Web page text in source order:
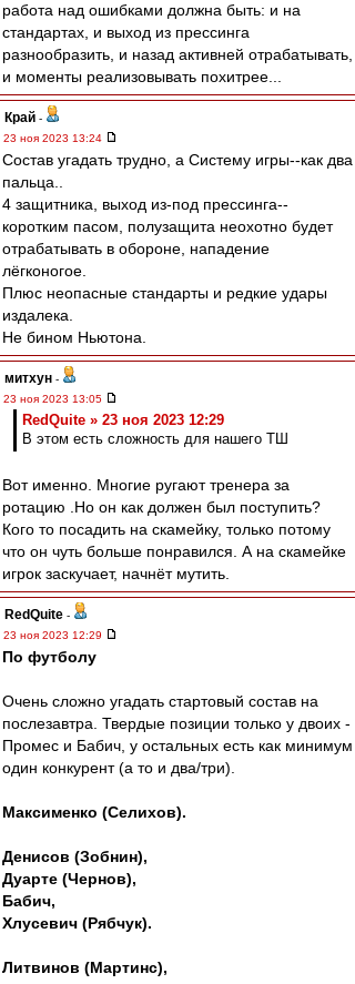
работа над ошибками должна быть: и на
стандартах, и выход из прессинга
разнообразить, и назад активней отрабатывать,
и моменты реализовывать похитрее...
Край -
23 ноя 2023 13:24
Состав угадать трудно, а Систему игры--как два
пальца..
4 защитника, выход из-под прессинга--
коротким пасом, полузащита неохотно будет
отрабатывать в обороне, нападение
лёгконогое.
Плюс неопасные стандарты и редкие удары
издалека.
Не бином Ньютона.
митхун -
23 ноя 2023 13:05
RedQuite » 23 ноя 2023 12:29
В этом есть сложность для нашего ТШ
Вот именно. Многие ругают тренера за
ротацию .Но он как должен был поступить?
Кого то посадить на скамейку, только потому
что он чуть больше понравился. А на скамейке
игрок заскучает, начнёт мутить.
RedQuite -
23 ноя 2023 12:29
По футболу
Очень сложно угадать стартовый состав на
послезавтра. Твердые позиции только у двоих -
Промес и Бабич, у остальных есть как минимум
один конкурент (а то и два/три).
Максименко (Селихов).
Денисов (Зобнин),
Дуарте (Чернов),
Бабич,
Хлусевич (Рябчук).
Литвинов (Мартинс),